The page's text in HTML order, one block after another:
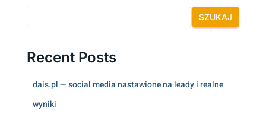
SZUKAJ
Recent Posts
dais.pl — social media nastawione na leady i realne
wyniki